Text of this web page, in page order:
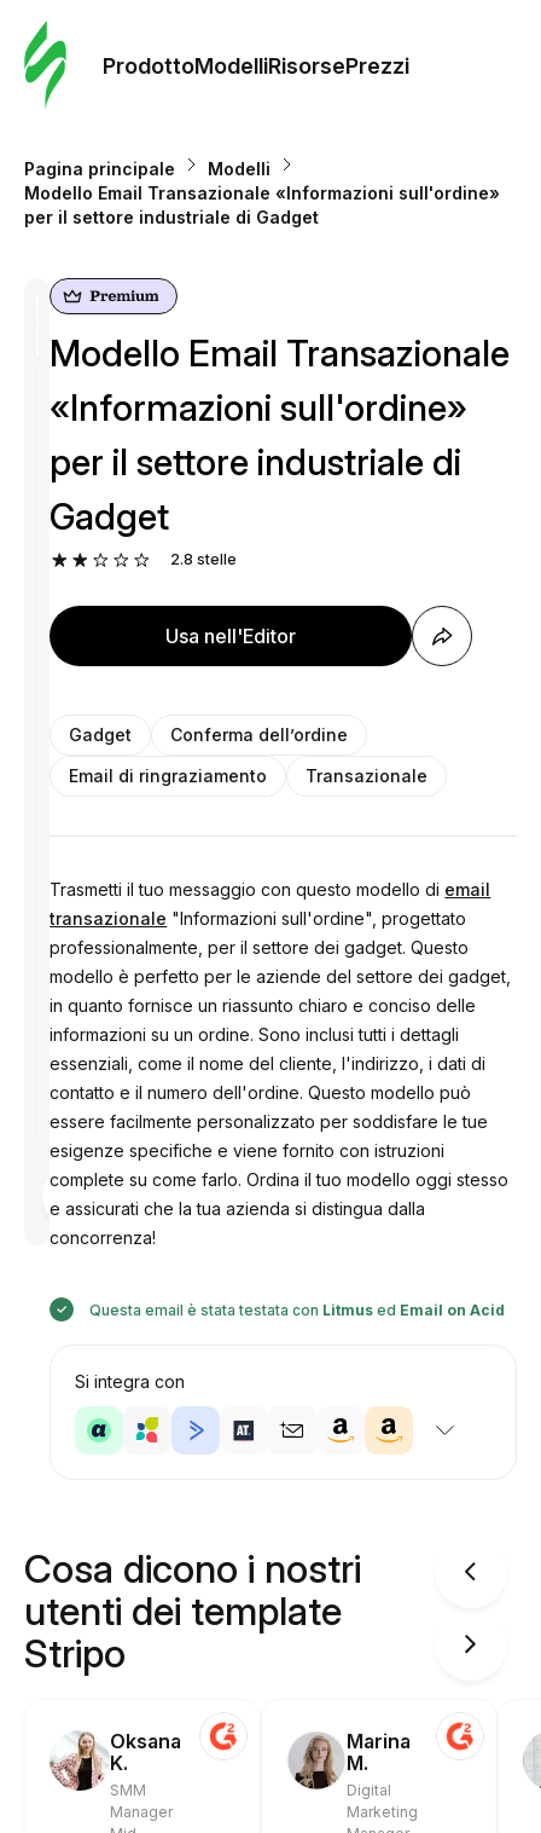
ProdottoModelliRisorsePrezzi
Pagina principale
Modelli
Modello Email Transazionale «Informazioni sull'ordine»
per il settore industriale di Gadget
Progettato
Anastasiia
Modello Email Transazionale
«Informazioni sull'ordine»
per il settore industriale di
Gadget
2.8 stelle
Usa nell'Editor
Gadget
Conferma dell’ordine
Email di ringraziamento
Transazionale
Trasmetti il tuo messaggio con questo modello di email
transazionale "Informazioni sull'ordine", progettato
professionalmente, per il settore dei gadget. Questo
modello è perfetto per le aziende del settore dei gadget,
in quanto fornisce un riassunto chiaro e conciso delle
informazioni su un ordine. Sono inclusi tutti i dettagli
essenziali, come il nome del cliente, l'indirizzo, i dati di
contatto e il numero dell'ordine. Questo modello può
essere facilmente personalizzato per soddisfare le tue
esigenze specifiche e viene fornito con istruzioni
complete su come farlo. Ordina il tuo modello oggi stesso
e assicurati che la tua azienda si distingua dalla
concorrenza!
Questa email è stata testata con Litmus ed Email on Acid
Si integra con
Cosa dicono i nostri
utenti dei template
Stripo
Oksana
K.
SMM
Manager
Marina
M.
Digital
Marketing